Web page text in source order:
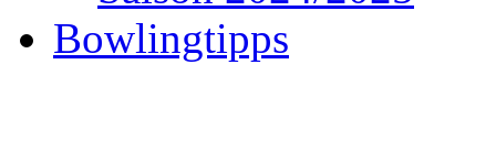
Bowlingtipps